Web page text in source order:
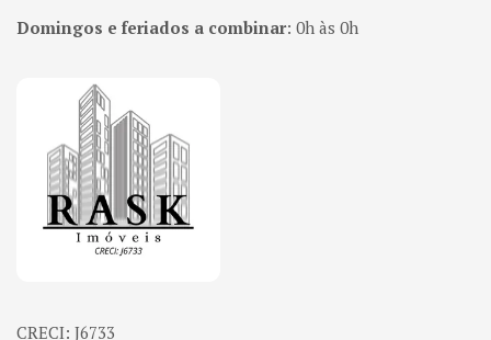
Domingos e feriados a combinar: 0h às 0h
Página inicial
CRECI: J6733